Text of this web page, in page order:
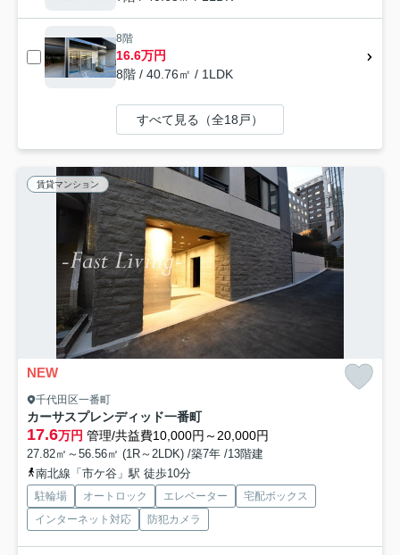
8階
16.6万円
8階 / 40.76㎡ / 1LDK
すべて見る（全18戸）
賃貸マンション
NEW
千代田区一番町
カーサスプレンディッド一番町
17.6万円 管理/共益費10,000円～20,000円
27.82㎡～56.56㎡ (1R～2LDK) /築7年 /13階建
南北線「市ケ谷」駅 徒歩10分
駐輪場 オートロック エレベーター
宅配ボックス
インターネット対応
防犯カメラ